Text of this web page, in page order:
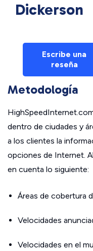
Dickerson
Escribe una
reseña
Metodología
dentro de ciudades y
a los clientes la
opciones de Internet.
en cuenta lo siguiente:
Áreas de cobertura
Velocidades
Velocidades en el